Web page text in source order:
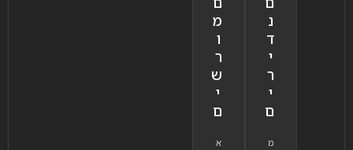
נ
ד
י
ר
י
ם
מ
מ
ו
ר
ש
י
ם
א